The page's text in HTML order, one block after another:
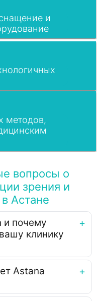
и
методов,
вопросы о
зрения и
Астане
и почему
клинику
Astana